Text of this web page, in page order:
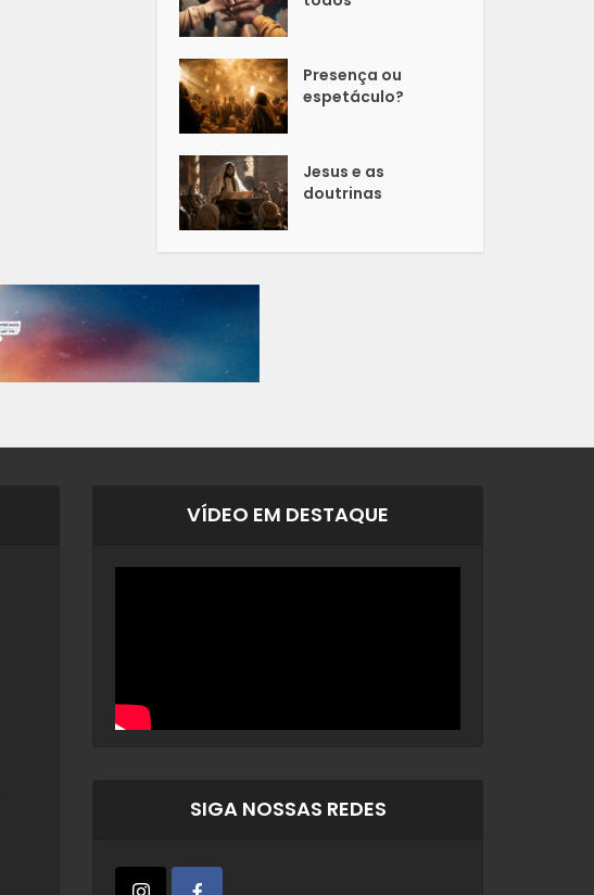
Presença ou
espetáculo?
Jesus e as
doutrinas
VÍDEO EM DESTAQUE
SIGA NOSSAS REDES